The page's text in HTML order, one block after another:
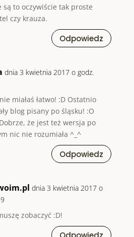
są to oczywiście tak proste
czy krauza.
Odpowiedz
dnia 3 kwietnia 2017 o godz.
miałaś łatwo! :D Ostatnio
blog pisany po śląsku! :O
że jest też wersja po
nic nie rozumiała ^_^
Odpowiedz
dnia 3 kwietnia 2017 o
zobaczyć :D!